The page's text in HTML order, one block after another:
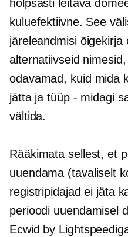
hõlpsasti leitava
kuluefektiivne. See
järeleandmisi õigekirja
alternatiivseid
odavamad, kuid mida
jätta jatüüp - midagi
vältida.
Rääkimata sellest, et
uuendama (tavaliselt
registripidajad ei jäta
perioodi uuendamisel
Ecwid by